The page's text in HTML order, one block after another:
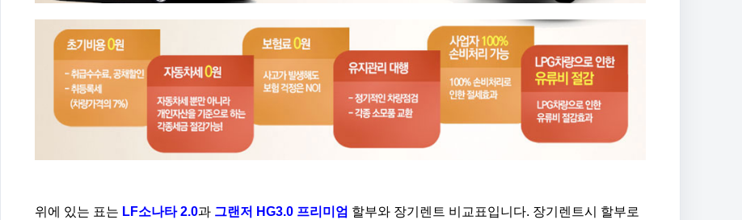
위에 있는 표는 LF소나타 2.0과 그랜저 HG3.0 프리미엄 할부와 장기렌트 비교표입니다. 장기렌트시 할부로